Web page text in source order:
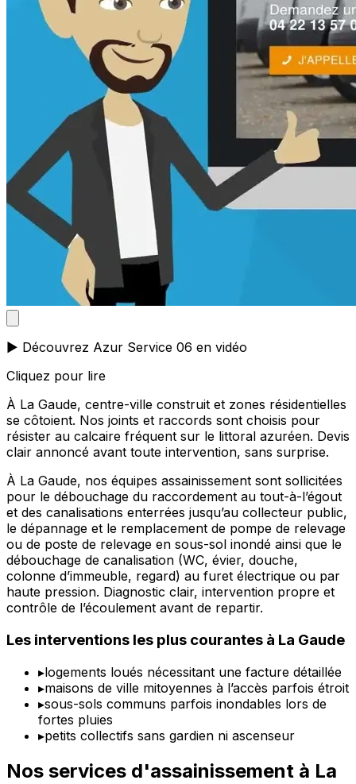
▶️ Découvrez Azur Service 06 en vidéo
Cliquez pour lire
À La Gaude, centre-ville construit et zones résidentielles
se côtoient. Nos joints et raccords sont choisis pour
résister au calcaire fréquent sur le littoral azuréen. Devis
clair annoncé avant toute intervention, sans surprise.
À La Gaude, nos équipes assainissement sont sollicitées
pour le débouchage du raccordement au tout-à-l’égout
et des canalisations enterrées jusqu’au collecteur public,
le dépannage et le remplacement de pompe de relevage
ou de poste de relevage en sous-sol inondé ainsi que le
débouchage de canalisation (WC, évier, douche,
colonne d’immeuble, regard) au furet électrique ou par
haute pression. Diagnostic clair, intervention propre et
contrôle de l’écoulement avant de repartir.
Les interventions les plus courantes à La Gaude
▸logements loués nécessitant une facture détaillée
▸maisons de ville mitoyennes à l’accès parfois étroit
▸sous-sols communs parfois inondables lors de
fortes pluies
▸petits collectifs sans gardien ni ascenseur
Nos services d'assainissement à La